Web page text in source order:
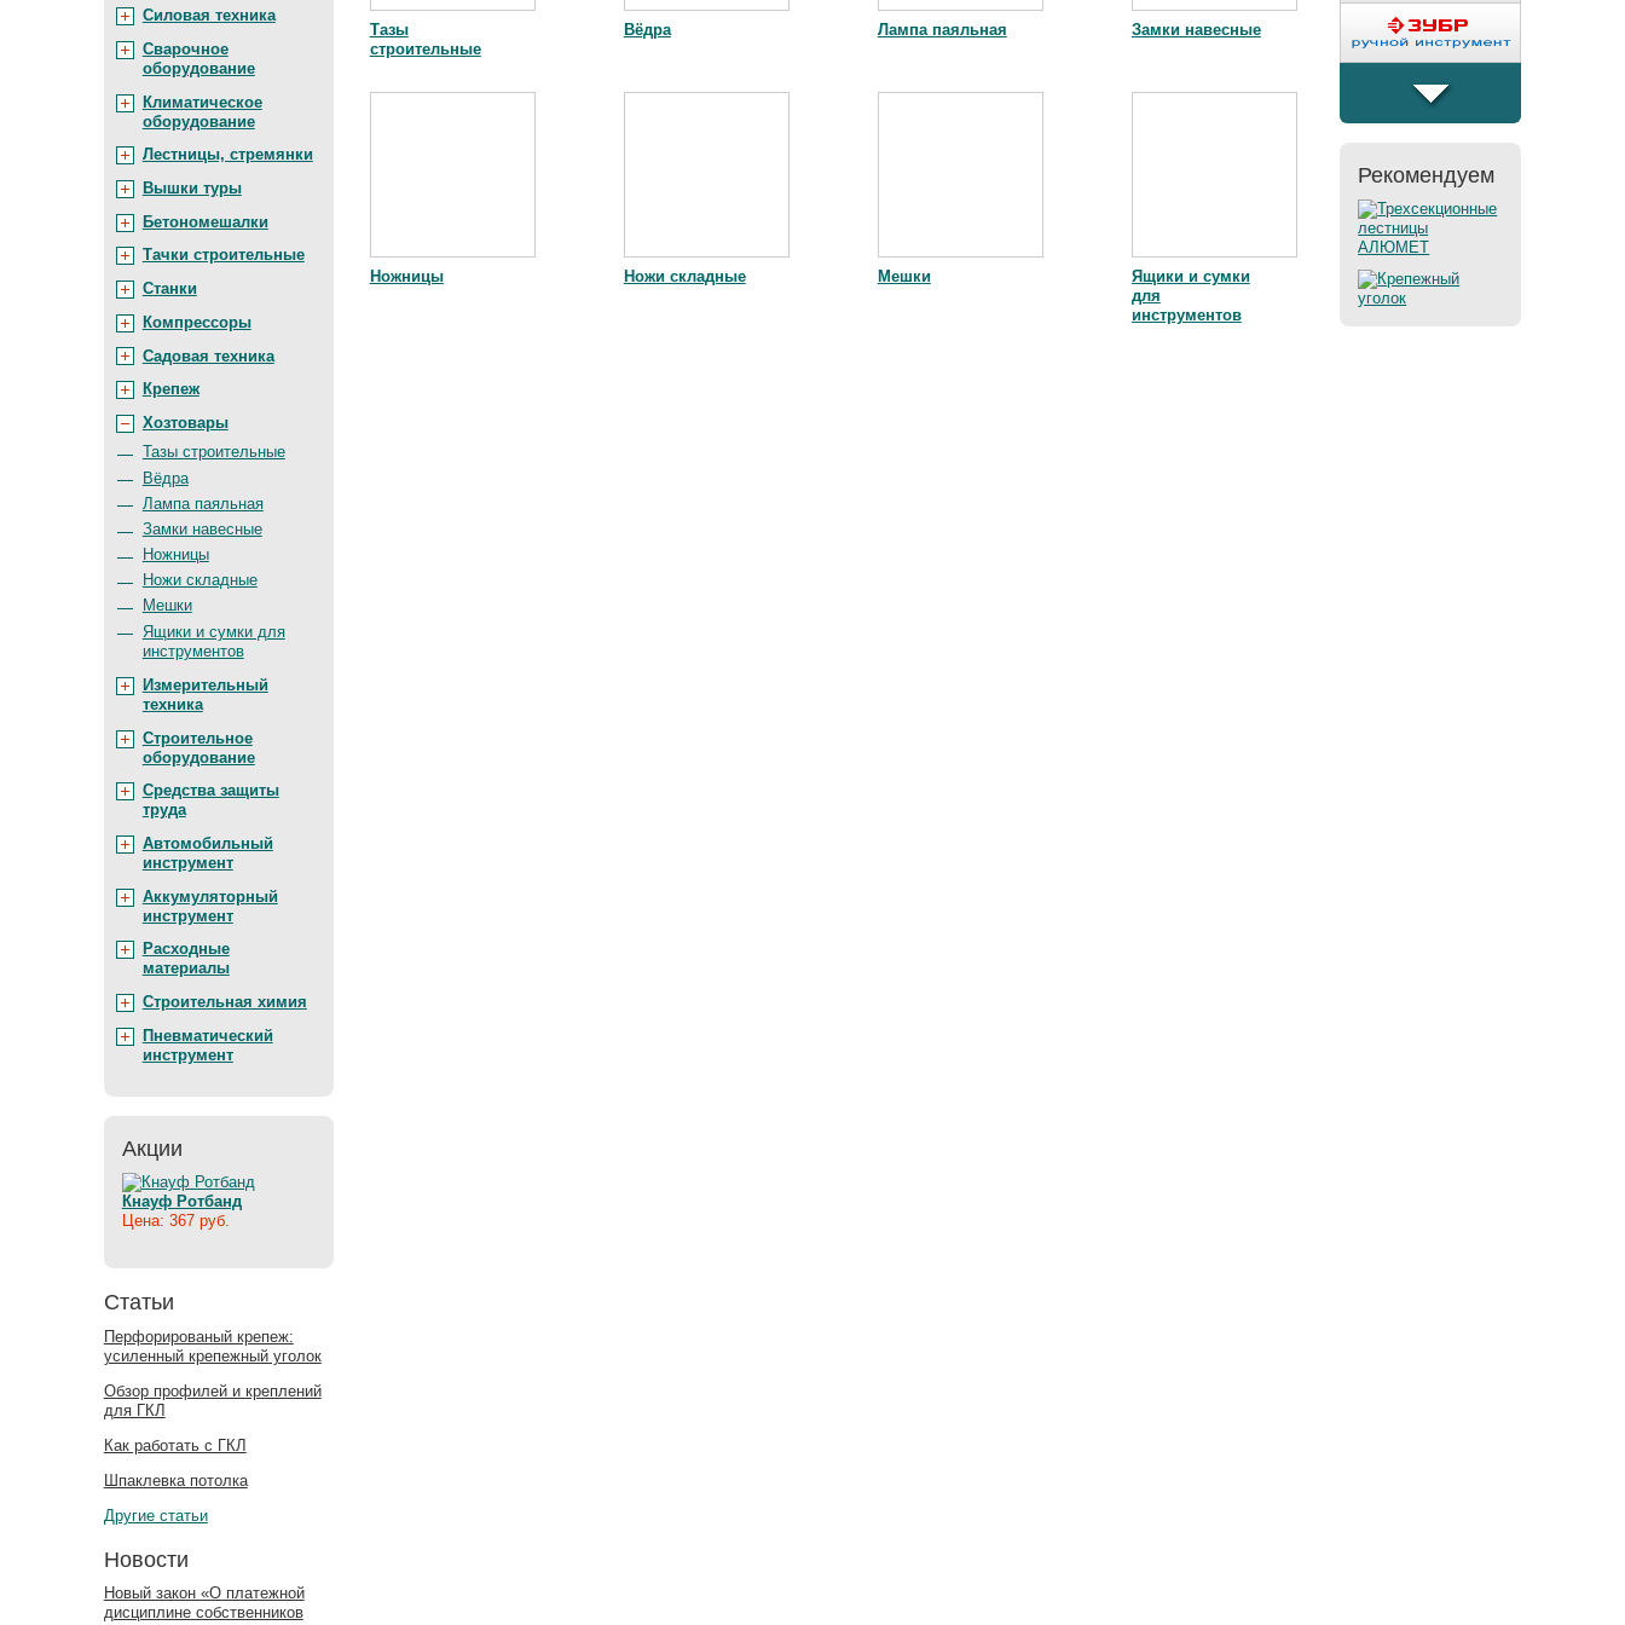
Тазы
строительные
Вёдра Лампа паяльная Замки навесные
Ножницы Ножи складные Мешки
Ящики и сумки
для
инструментов
Силовая техника
Сварочное
оборудование
Климатическое
оборудование
Лестницы, стремянки
Вышки туры
Бетономешалки
Тачки строительные
Станки
Компрессоры
Садовая техника
Крепеж
Хозтовары
Тазы строительные
Вёдра
Лампа паяльная
Замки навесные
Ножницы
Ножи складные
Мешки
Ящики и сумки для
инструментов
Измерительный
техника
Строительное
оборудование
Средства защиты
труда
Автомобильный
инструмент
Аккумуляторный
инструмент
Расходные
материалы
Строительная химия
Пневматический
инструмент
Акции
Кнауф Ротбанд
Цена: 367 руб.
Статьи
Перфорированый крепеж:
усиленный крепежный уголок
Обзор профилей и креплений
для ГКЛ
Как работать с ГКЛ
Шпаклевка потолка
Другие статьи
Новости
Новый закон «О платежной
дисциплине собственников
Рекомендуем